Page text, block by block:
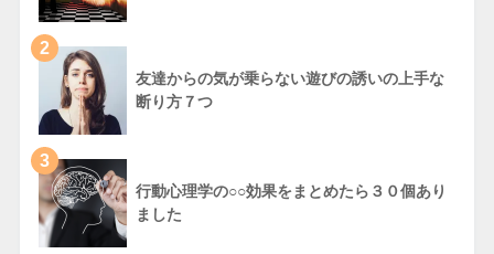
2
友達からの気が乗らない遊びの誘いの上手な
断り方７つ
3
行動心理学の○○効果をまとめたら３０個あり
ました